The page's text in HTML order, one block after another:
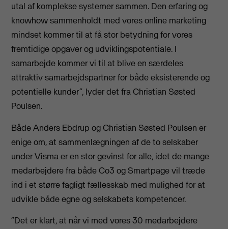
utal af komplekse systemer sammen. Den erfaring og
knowhow sammenholdt med vores online marketing
mindset kommer til at få stor betydning for vores
fremtidige opgaver og udviklingspotentiale. I
samarbejde kommer vi til at blive en særdeles
attraktiv samarbejdspartner for både eksisterende og
potentielle kunder”, lyder det fra Christian Søsted
Poulsen.
Både Anders Ebdrup og Christian Søsted Poulsen er
enige om, at sammenlægningen af de to selskaber
under Visma er en stor gevinst for alle, idet de mange
medarbejdere fra både Co3 og Smartpage vil træde
ind i et større fagligt fællesskab med mulighed for at
udvikle både egne og selskabets kompetencer.
“Det er klart, at når vi med vores 30 medarbejdere